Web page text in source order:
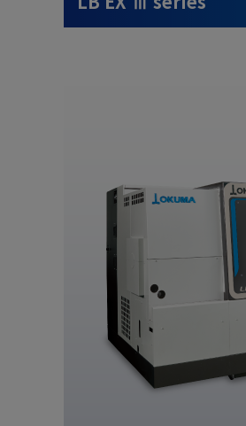
旋盤
Green-Smart Machine
自動化システム
故障・修理
IR・株式
製品セキュリティ